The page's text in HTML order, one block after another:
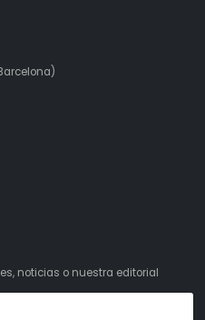
noticias o nuestra editorial